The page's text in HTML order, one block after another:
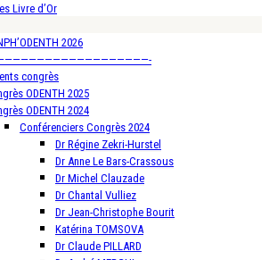
Livre d’Or
2026
congrès
ODENTH 2025
ODENTH 2024
Conférenciers Congrès 2024
Dr Régine Zekri-Hurstel
Dr Anne Le Bars-Crassous
Dr Michel Clauzade
Dr Chantal Vulliez
Dr Jean-Christophe Bourit
Katérina TOMSOVA
Dr Claude PILLARD